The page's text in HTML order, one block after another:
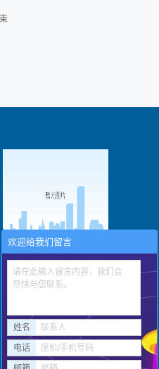
欢迎给我们留言
请在此输入留言内容，我们会
尽快与您联系。
姓名 联系人
电话 座机/手机号码